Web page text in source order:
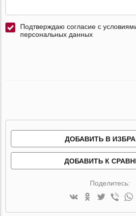
Подтверждаю согласие с
персональных данных
ДОБАВИТЬ В
ДОБАВИТЬ К
Поделитесь: